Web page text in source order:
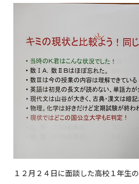
１２月２４日に面談した高校１年生の